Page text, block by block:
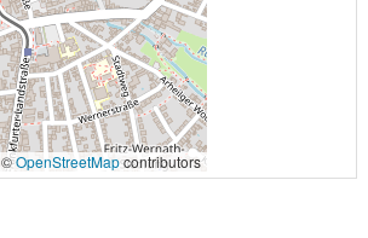
©OpenStreetMapcontributors